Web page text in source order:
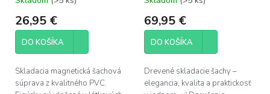
produktu
5,0
5
hviezdičiek.
26,95 €
DO KOŠÍKA
Skladacia magnetická šachová
súprava z kvalitného PVC.
produktu
5,0
5
hviezdičiek.
69,95 €
DO KOŠÍKA
Drevené skladacie šachy –
elegancia, kvalita a praktickosť